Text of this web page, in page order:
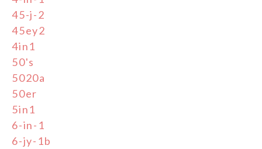
45-j-2
45ey2
4in1
50's
5020a
50er
5in1
6-in-1
6-jy-1b